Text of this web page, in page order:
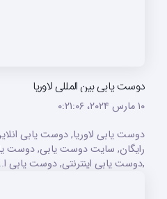
دوست یابی بین المللی لاوریا
۱۰ مارس ۲۰۲۴،‏ ۰:۲۱:۰۶
دوست یابی لاوریا, دوست یابی
رایگان, سایت دوست یابی, دوست
,دوست یابی اینترنتی, دوست یابی